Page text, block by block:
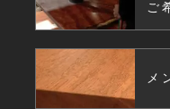
ご
メ